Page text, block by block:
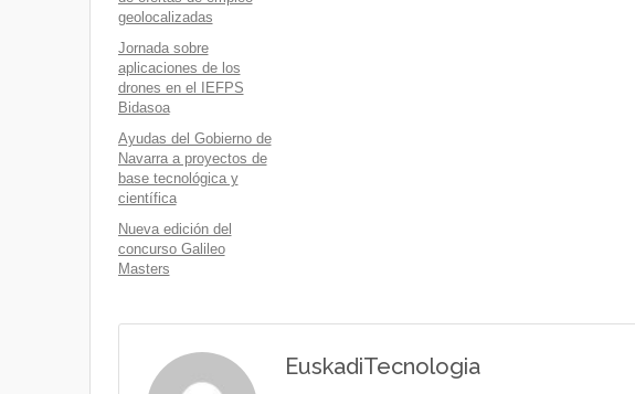
geolocalizadas
Jornada sobre
aplicaciones de los
drones en el IEFPS
Bidasoa
Ayudas del Gobierno de
Navarra a proyectos de
base tecnológica y
científica
Nueva edición del
concurso Galileo
Masters
EuskadiTecnologia